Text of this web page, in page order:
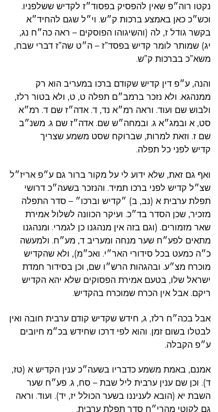
נקטו רוה״פ שאין להפסיק בפסוד״ז לקדיש ששלפניו.
וכש״כ כאן באמצע ברכות ק״ש. וי״ל שגם להחיד״א
בקשר גודל ז, לה (והשיגוהו הפוסקים – ראה כה״ח נג,
יג) שמותר לומר קדיש בפסד”ז – ה״ט שה”ז דברי שבח,
משא”כ בברכות ק”ש.
והנה, ע״פ דין קדיש שקודם ברכו במעריב הוא רק
ממנהגא. ולא נזכר ברמב״ם תפלה ט, ט, ולא בטור רלז,
ולבוש שם ועוד. וראה רמ״א נד, ד. אדה״ז שם ד. רמ״א
סט, א ובמג״א ג. ובמחה״ש שם. אדה״ז שם ג. משנ״ב
שם ז. וזאת למרות, שברוקח שסט משמע שצריך
קדיש לפני כל תפלה.
ואף גם זאת, שלא ידוע לי על מקור ברור גם ע״פ אריז״ל
שצ״ל קדיש לפני ברכו תמיד. והנזכר בשעה״כ דרושי
תפלת ערבית א (נב, ב) ״קדיש וברכו״ – סדר התפלה
מזכיר, שכן הסדר בד״כ. ועיקר הכוונה לשלול אמירת
שאר מזמורים. (וגם בזה אין מנהגנו כן לגמרי. ומנהגנו
מתאים לפע״ח שער מנחה ומעריב ד, מע״ח. ולמעשה
כ״ה כמעט בכל סידורי האר״י. ואכ״מ), ולא שהקדיש
מוכרח מצ״ע. ובהגהות הרש״ו שם, וכן בסידור חמדת
ישראל שלו, בטעם אמירת הפסוקים שלא יהא הקדיש
ריקם. אבל אין הכרח שמוכרח בהקדיש.
אבל בכה״ח רלז, ג, חידש שקדיש קודם ערבית חובה ואין
לבטלו בשום זמן. והוא לפי דרכו שחידש בכ״מ חיובים
ע״פ הקבלה.
אמנם, באמת משמע כדבריו בשעה״כ ענין הקדיש א (טז,
ד). וכן שם ענין ערבית ליל שבת – סח, ג. פע״ח שער
השבת יא (הובא לעניננו בשער הכולל יז, יד). ועוד. וראה
גם לקוטי מהרי״ח סדר תפלת ערבית.